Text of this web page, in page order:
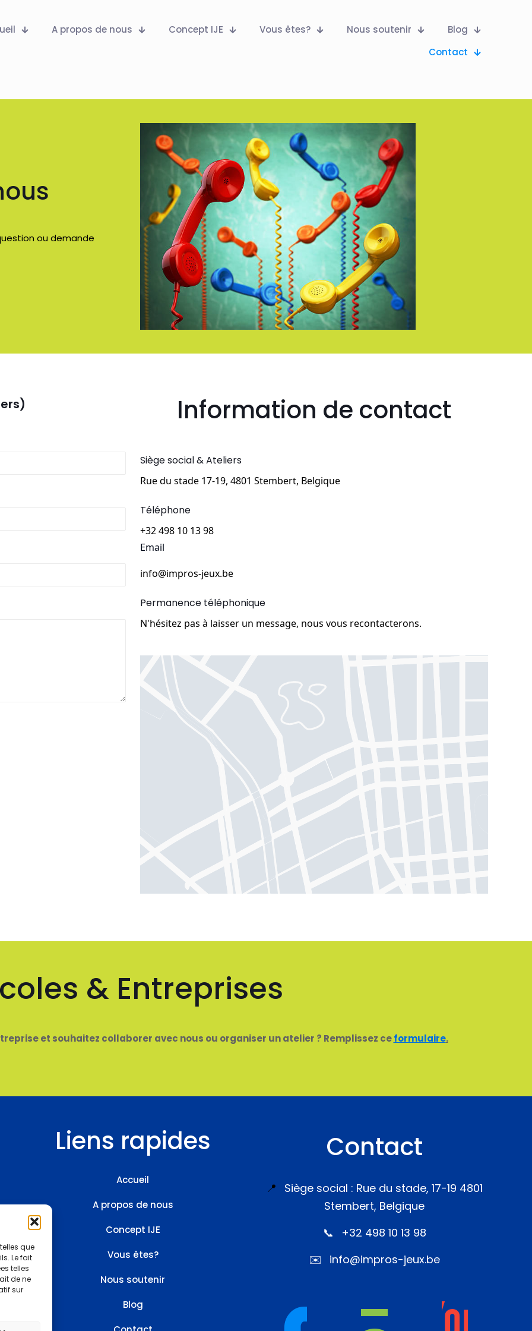
que
Le fait
telles
de ne
sur
A propos de nous Concept IJE Vous êtes? Nous soutenir
Blog
Contact
ou demande
Information de contact
Siège social & Ateliers
Rue du stade 17-19, 4801 Stembert, Belgique
Téléphone
+32 498 10 13 98
Email
info@impros-jeux.be
Permanence téléphonique
N'hésitez pas à laisser un message, nous vous recontacterons.
& Entreprises
et souhaitez collaborer avec nous ou organiser un atelier ? Remplissez ceformulaire.
Liens rapides
Accueil
A propos de nous
Concept IJE
Vous êtes?
Nous soutenir
Blog
Contact
📍
Siège social : Rue du stade, 17-19 4801
Stembert, Belgique
📞
+32 498 10 13 98
✉️
info@impros-jeux.be